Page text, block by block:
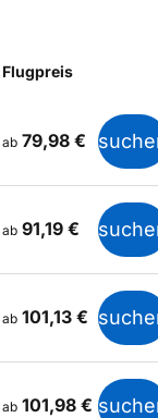
Flugpreis
ab 79,98 €
ab 91,19 €
ab 101,13 €
ab 101,98 €